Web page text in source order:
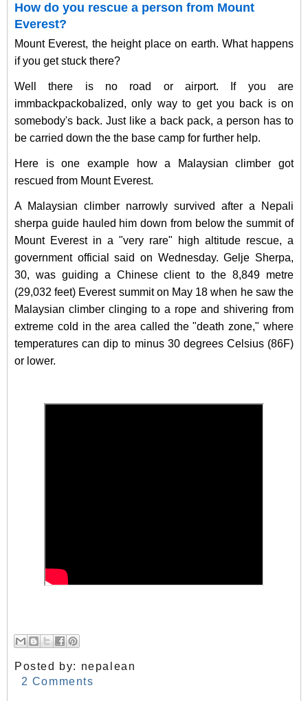
How do you rescue a person from Mount
Everest?
Mount Everest, the height place on earth. What happens
if you get stuck there?
Well there is no road or airport. If you are
immbackpackobalized, only way to get you back is on
somebody's back. Just like a back pack, a person has to
be carried down the the base camp for further help.
Here is one example how a Malaysian climber got
rescued from Mount Everest.
A Malaysian climber narrowly survived after a Nepali
sherpa guide hauled him down from below the summit of
Mount Everest in a "very rare" high altitude rescue, a
government official said on Wednesday. Gelje Sherpa,
30, was guiding a Chinese client to the 8,849 metre
(29,032 feet) Everest summit on May 18 when he saw the
Malaysian climber clinging to a rope and shivering from
extreme cold in the area called the "death zone," where
temperatures can dip to minus 30 degrees Celsius (86F)
or lower.
Posted by: nepalean
2 Comments